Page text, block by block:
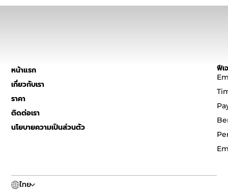
หน้าแรก
เกี่ยวกับเรา
ราคา
ติดต่อเรา
นโยบายความเป็นส่วนตัว
ฟีเ
ไทย